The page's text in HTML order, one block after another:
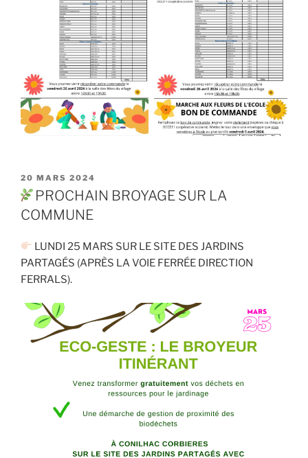
PUBLIÉ
LE
20 MARS 2024
PROCHAIN BROYAGE SUR LA
COMMUNE
LUNDI 25 MARS SUR LE SITE DES JARDINS
PARTAGÉS (APRÈS LA VOIE FERRÉE DIRECTION
FERRALS).